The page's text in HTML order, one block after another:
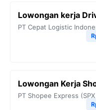
Lowongan kerja
PT Cepat Logistic
Lowongan Kerja
PT Shopee Express